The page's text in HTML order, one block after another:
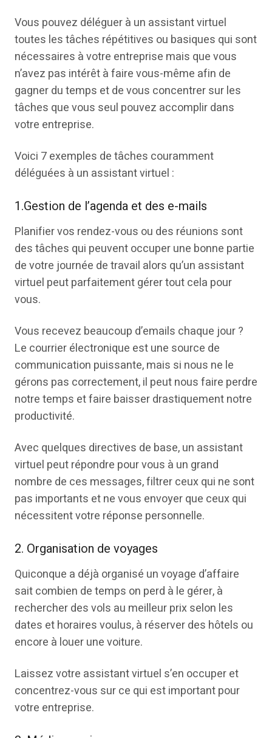
Vous pouvez déléguer à un assistant virtuel
toutes les tâches répétitives ou basiques qui sont
nécessaires à votre entreprise mais que vous
n’avez pas intérêt à faire vous-même afin de
gagner du temps et de vous concentrer sur les
tâches que vous seul pouvez accomplir dans
votre entreprise.
Voici 7 exemples de tâches couramment
déléguées à un assistant virtuel :
1.Gestion de l’agenda et des e-mails
Planifier vos rendez-vous ou des réunions sont
des tâches qui peuvent occuper une bonne partie
de votre journée de travail alors qu’un assistant
virtuel peut parfaitement gérer tout cela pour
vous.
Vous recevez beaucoup d’emails chaque jour ?
Le courrier électronique est une source de
communication puissante, mais si nous ne le
gérons pas correctement, il peut nous faire perdre
notre temps et faire baisser drastiquement notre
productivité.
Avec quelques directives de base, un assistant
virtuel peut répondre pour vous à un grand
nombre de ces messages, filtrer ceux qui ne sont
pas importants et ne vous envoyer que ceux qui
nécessitent votre réponse personnelle.
2. Organisation de voyages
Quiconque a déjà organisé un voyage d’affaire
sait combien de temps on perd à le gérer, à
rechercher des vols au meilleur prix selon les
dates et horaires voulus, à réserver des hôtels ou
encore à louer une voiture.
Laissez votre assistant virtuel s’en occuper et
concentrez-vous sur ce qui est important pour
votre entreprise.